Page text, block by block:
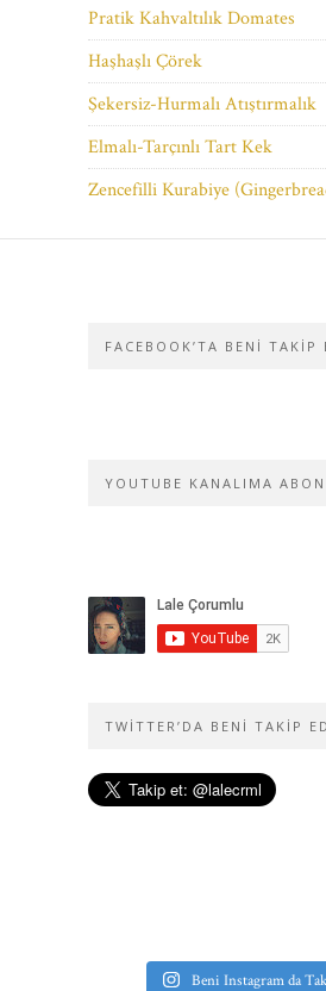
Pratik Kahvaltılık Domates
Haşhaşlı Çörek
Şekersiz-Hurmalı Atıştırmalık
Elmalı-Tarçınlı Tart Kek
Zencefilli Kurabiye
FACEBOOK’TA BENI TAKIP
YOUTUBE KANALIMA
TWITTER’DA BENI TAKIP
Beni Instagram da